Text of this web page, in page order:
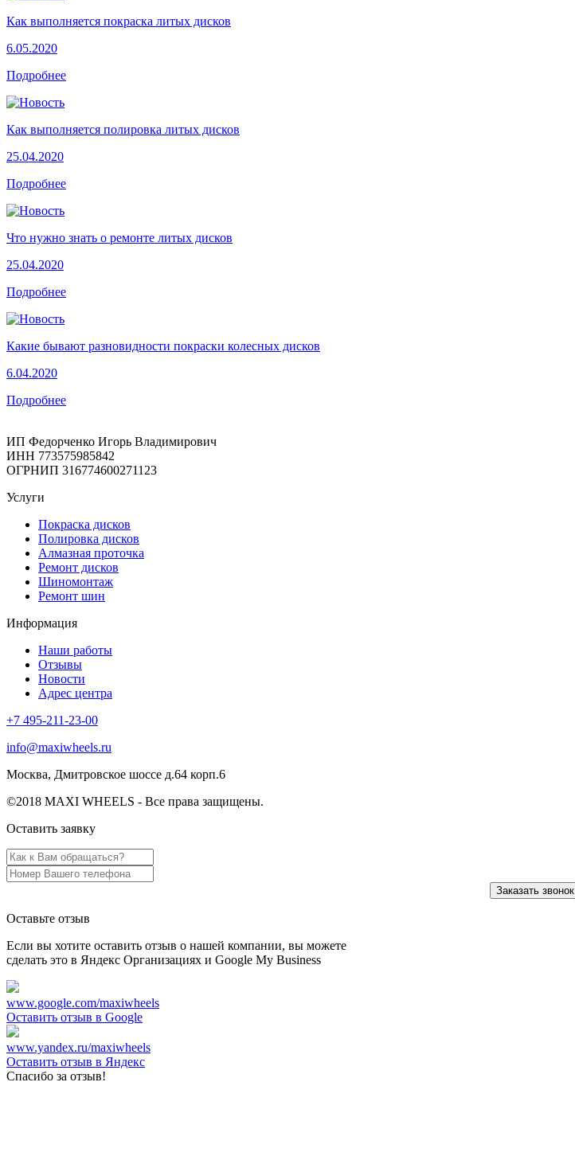
Как выполняется покраска литых дисков
6.05.2020
Подробнее
Как выполняется полировка литых дисков
25.04.2020
Подробнее
Что нужно знать о ремонте литых дисков
25.04.2020
Подробнее
Какие бывают разновидности покраски колесных дисков
6.04.2020
Подробнее
ИП Федорченко Игорь Владимирович
ИНН 773575985842
ОГРНИП 316774600271123
Услуги
Покраска дисков
Полировка дисков
Алмазная проточка
Ремонт дисков
Шиномонтаж
Ремонт шин
Информация
Наши работы
Отзывы
Новости
Адрес центра
+7 495-211-23-00
info@maxiwheels.ru
Москва, Дмитровское шоссе д.64 корп.6
©2018 MAXI WHEELS - Все права защищены.
Оставить заявку
Заказать звонок
Оставьте отзыв
Если вы хотите оставить отзыв о нашей компании, вы можете
сделать это в Яндекс Организациях и Google My Business
www.google.com/maxiwheels
Оставить отзыв в Google
www.yandex.ru/maxiwheels
Оставить отзыв в Яндекс
Спасибо за отзыв!